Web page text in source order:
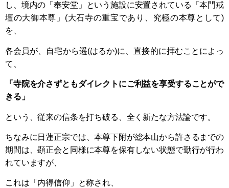
し、境内の「奉安堂」という施設に安置されている「本門戒
壇の大御本尊」(大石寺の重宝であり、究極の本尊として)
を、
各会員が、自宅から遥(はるか)に、直接的に拝むことによっ
て、
「寺院を介さずともダイレクトにご利益を享受することがで
きる」
という、従来の信条を打ち破る、全く新たな方法論です。
ちなみに日蓮正宗では、本尊下附が総本山から許さるまでの
期間は、顕正会と同様に本尊を保有しない状態で勤行が行わ
れていますが、
これは「内得信仰」と称され、